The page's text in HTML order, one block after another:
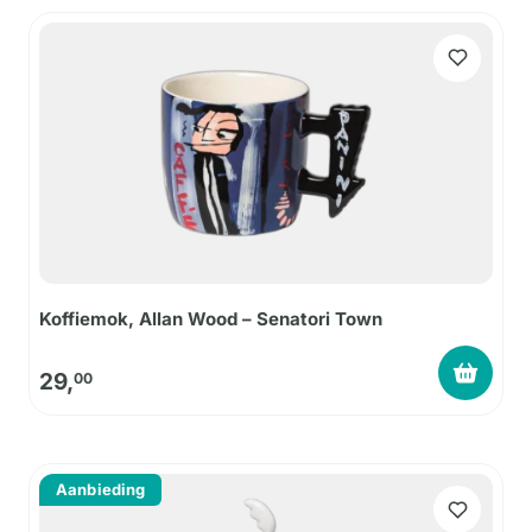
Koffiemok, Allan Wood – Senatori Town
29,00
Aanbieding